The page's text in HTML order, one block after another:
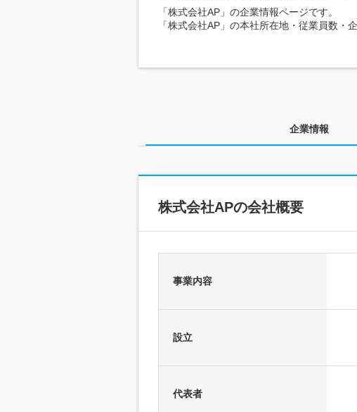
「株式会社AP」の企業情報ページです。
「株式会社AP」の本社所在地・従業員数・
企業情報
株式会社APの会社概要
事業内容
設立
代表者